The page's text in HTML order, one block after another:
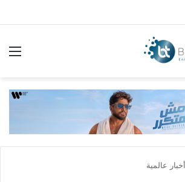
أخبار عالمية